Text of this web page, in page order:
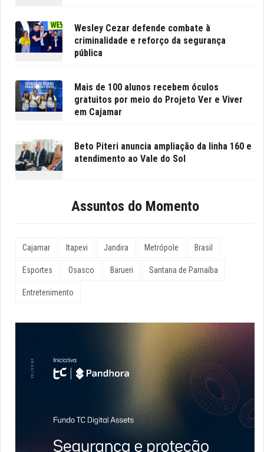
Wesley Cezar defende combate à
criminalidade e reforço da segurança
pública
Mais de 100 alunos recebem óculos
gratuitos por meio do Projeto Ver e Viver
em Cajamar
Beto Piteri anuncia ampliação da linha 160 e
atendimento ao Vale do Sol
Assuntos do Momento
Cajamar Itapevi Jandira Metrópole Brasil
Esportes Osasco Barueri Santana de Parnaíba
Entretenimento